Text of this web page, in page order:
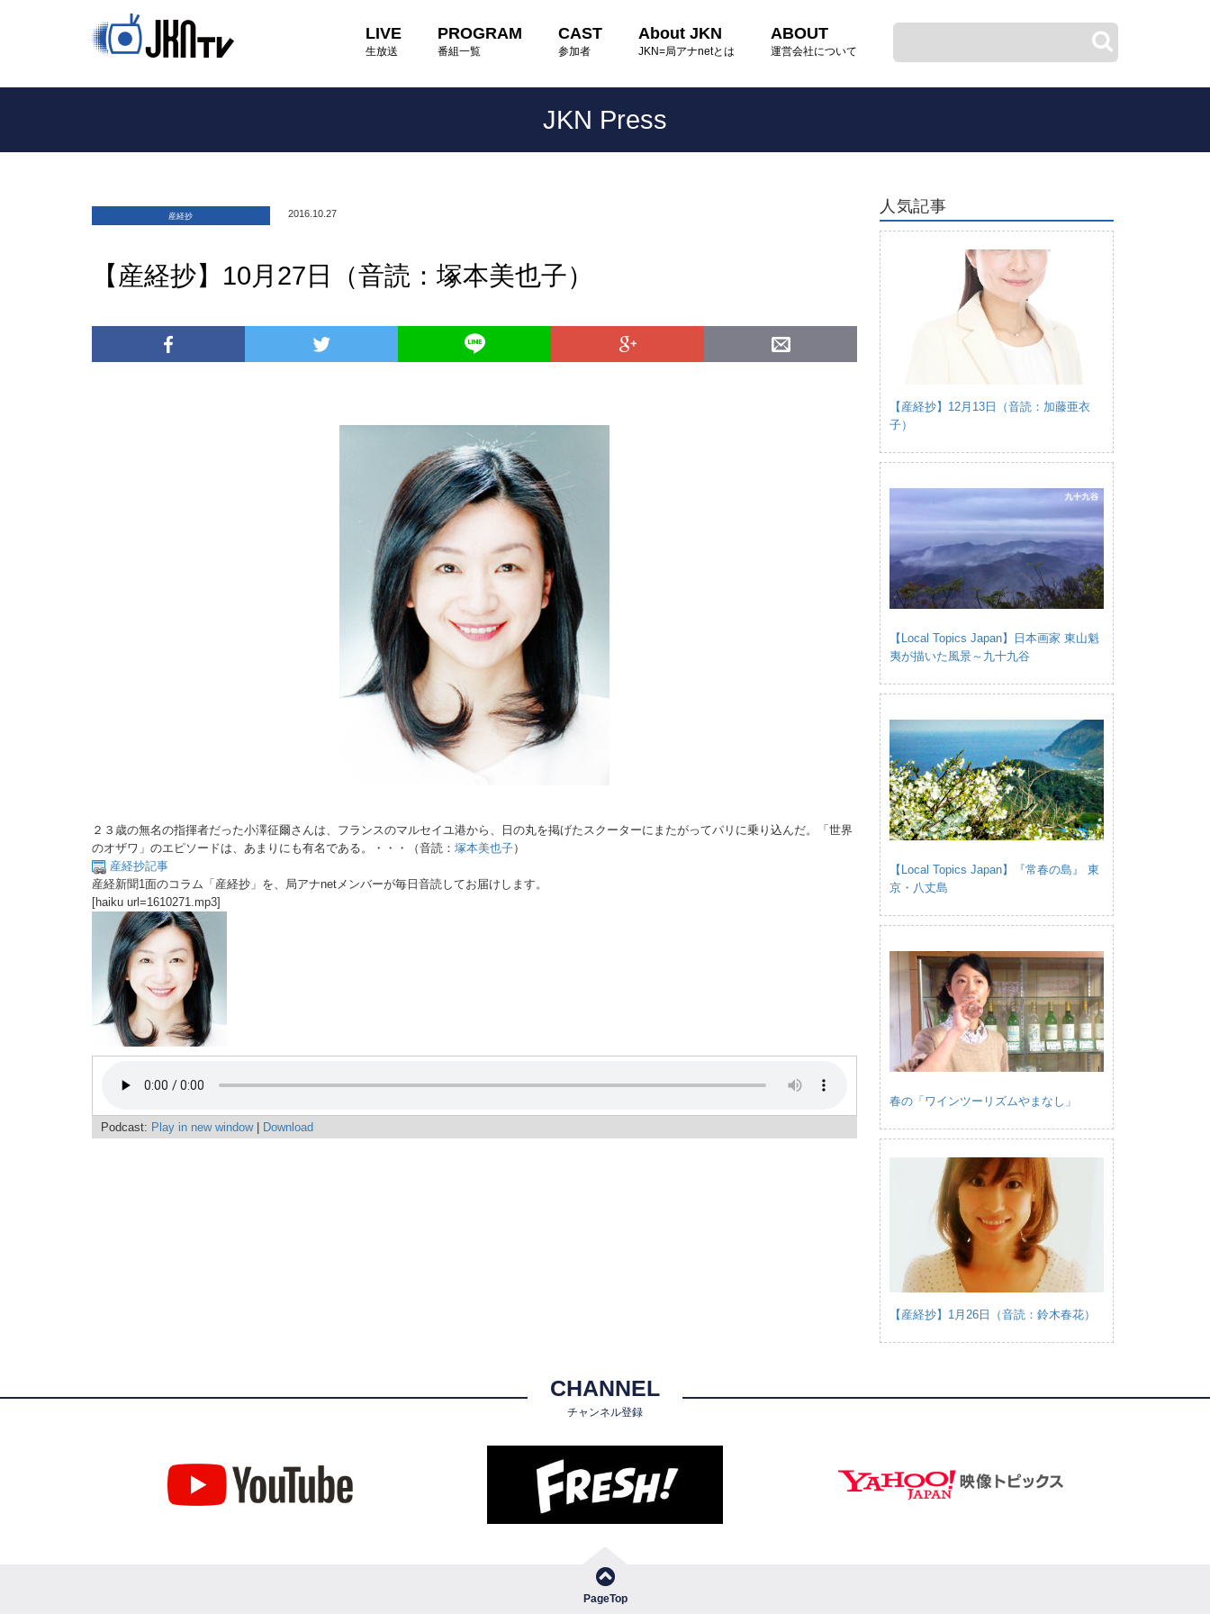
LIVE
生放送
PROGRAM
番組一覧
CAST
参加者
About JKN
JKN=局アナnetとは
ABOUT
運営会社について
JKN Press
産経抄 2016.10.27
【産経抄】10月27日（音読：塚本美也子）
２３歳の無名の指揮者だった小澤征爾さんは、フランスのマルセイユ港から、日の丸を掲げたスクーターにまたがってパリに乗り込んだ。「世界
のオザワ」のエピソードは、あまりにも有名である。・・・（音読： 塚本美也子）
産経抄記事
産経新聞1面のコラム「産経抄」を、局アナnetメンバーが毎日音読してお届けします。
[haiku url=1610271.mp3]
Podcast: Play in new window| Download
人気記事
【産経抄】12月13日（音読：加藤亜衣
子）
【Local Topics Japan】日本画家 東山魁
夷が描いた風景～九十九谷
【Local Topics Japan】『常春の島』 東
京・八丈島
春の「ワインツーリズムやまなし」
【産経抄】1月26日（音読：鈴木春花）
CHANNEL
チャンネル登録
PageTop